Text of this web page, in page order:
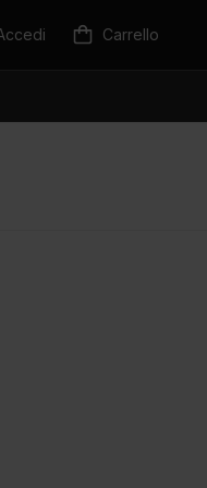
Carrello